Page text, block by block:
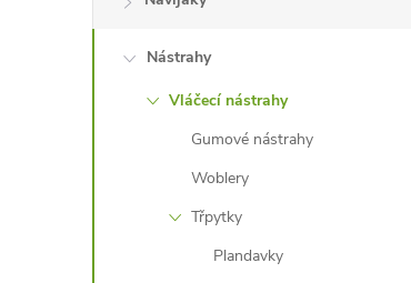
Nástrahy
Vláčecí nástrahy
Gumové nástrahy
Woblery
Třpytky
Plandavky